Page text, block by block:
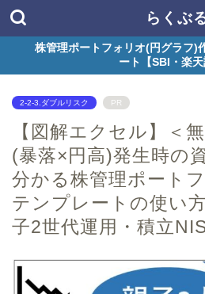
らくぶ
株管理ポートフォリオ(円グラフ)
ート【SBI・楽天
2-2-3.ダブルリスク PR
【図解エクセル】＜
(暴落×円高)発生時の
分かる株管理ポート
テンプレートの使い
子2世代運用・積立